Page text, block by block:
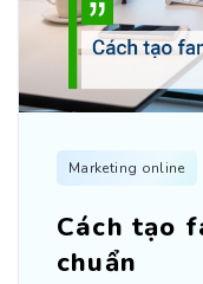
Marketing online
Cách tạo
chuẩn